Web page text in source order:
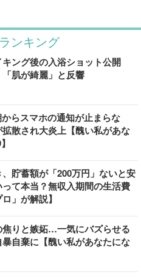
ンキング
ング後の入浴ショット公開
「肌が綺麗」と反響
らスマホの通知が止まらな
散され大炎上【醜い私があな
貯蓄額が「200万円」ないと安
て本当？無収入期間の生活費
」が解説】
焦りと嫉妬…一気にバズらせる
自棄に【醜い私があなたにな